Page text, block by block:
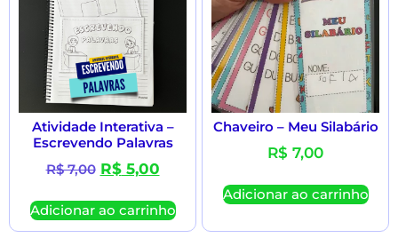
Atividade Interativa –
Escrevendo Palavras
R$7,00 R$5,00
Adicionar ao carrinho
Chaveiro – Meu Silabário
R$ 7,00
Adicionar ao carrinho